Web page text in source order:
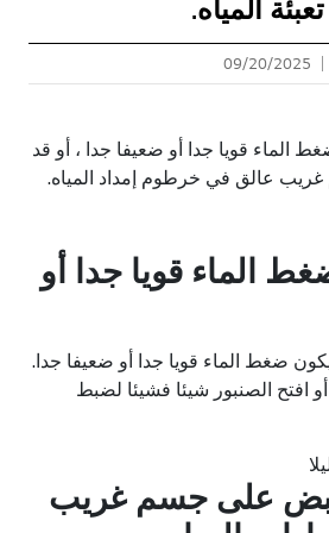
المياه.
09/20/2025
الماء قويا جدا أو ضعيفا جدا ، أو قد
عالق في خرطوم إمداد المياه.
الماء قويا جدا أو
ضغط الماء قويا جدا أو ضعيفا جدا.
أو افتح الصنبور شيئا فشيئا لضبط
على جسم غريب